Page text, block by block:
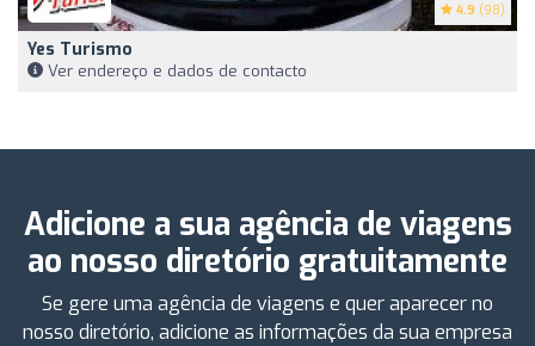
4.9 (98)
Yes Turismo
Ver endereço e dados de contacto
Adicione a sua agência de viagens
ao nosso diretório gratuitamente
Se gere uma agência de viagens e quer aparecer no
nosso diretório, adicione as informações da sua empresa